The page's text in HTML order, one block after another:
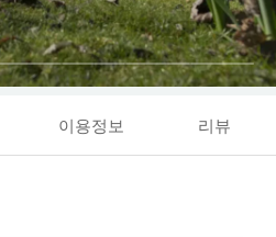
이용정보 리뷰